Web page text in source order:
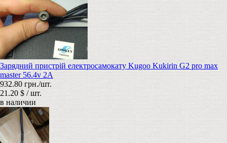
Зарядний пристрій електросамокату Kugoo Kukirin G2 pro max
master 56.4v 2A
932.80 грн./шт.
21.20 $ / шт.
в наличии